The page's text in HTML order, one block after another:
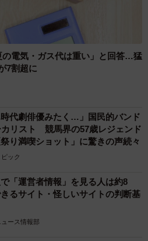
電気・ガス代は重い」と回答…猛
7割超に
時代劇俳優みたく…」国民的バンド
カリスト 競馬界の57歳レジェンド
り満喫ショット」に驚きの声続々
ック
「運営者情報」を見る人は約8
るサイト・怪しいサイトの判断基
ュース情報部